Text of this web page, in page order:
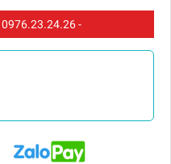
0976.23.24.26-